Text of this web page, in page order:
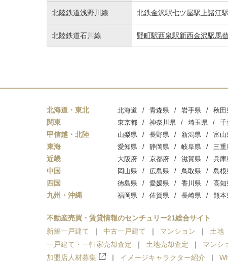
北陸鉄道浅野川線 北鉄金沢駅七ツ屋駅 上諸江駅
北陸鉄道石川線 野町駅西泉駅新西金沢駅馬
北海道・東北 北海道 青森県 岩手県 秋田
関東 東京都 神奈川県 埼玉県 千
甲信越・北陸 山梨県 長野県 新潟県 富山
東海 愛知県 静岡県 岐阜県 三重
近畿 大阪府 京都府 滋賀県 兵庫
中国 岡山県 広島県 鳥取県 島根
四国 徳島県 愛媛県 香川県 高知
九州・沖縄 福岡県 佐賀県 長崎県 熊本
不動産売買・賃貸情報のセンチュリー21総合サイト
新築一戸建て
中古一戸建て マンション 土地
一戸建て・一軒家売却査定
土地売却査定 マンシ
加盟店人材募集
イメージキャラクター紹介